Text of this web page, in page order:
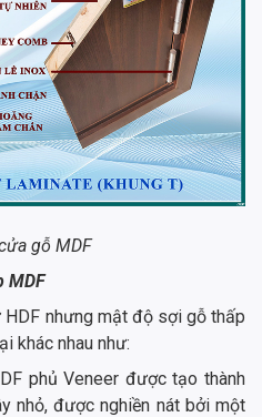
gỗ MDF
MDF
nhưng mật độ sợi gỗ thấp
khác nhau như:
phủ Veneer được tạo thành
nhỏ, được nghiền nát bởi một